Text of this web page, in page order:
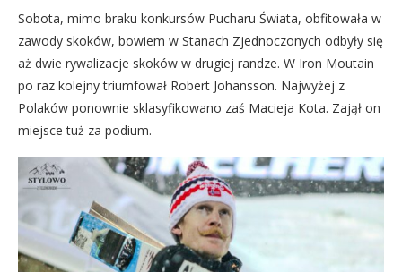
Sobota, mimo braku konkursów Pucharu Świata, obfitowała w
zawody skoków, bowiem w Stanach Zjednoczonych odbyły się
aż dwie rywalizacje skoków w drugiej randze. W Iron Moutain
po raz kolejny triumfował Robert Johansson. Najwyżej z
Polaków ponownie sklasyfikowano zaś Macieja Kota. Zajął on
miejsce tuż za podium.